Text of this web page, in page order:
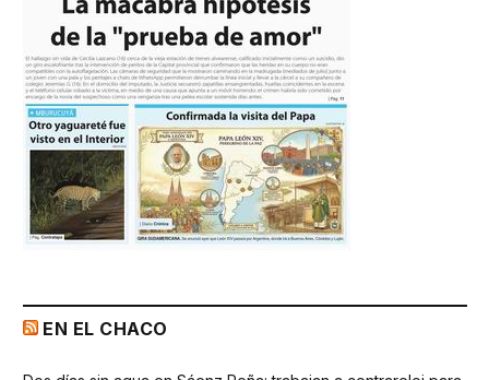
EN EL CHACO